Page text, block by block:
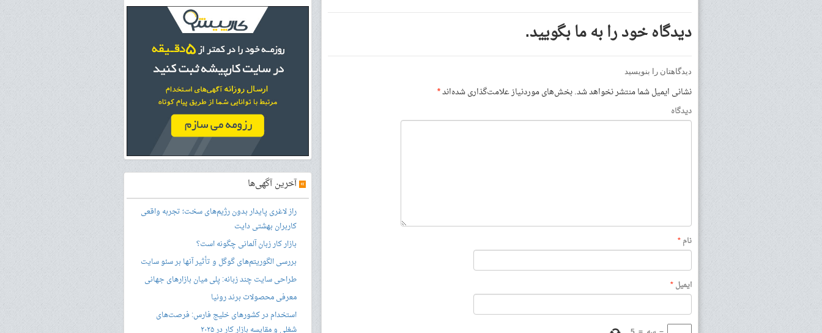
دیدگاه خود را به ما بگویید.
دیدگاهتان را بنویسید
نشانی ایمیل شما منتشر نخواهد شد.بخش‌های موردنیاز علامت‌گذاری شده‌اند*
دیدگاه
نام*
ایمیل*
»آخرین آگهی‌ها
راز لاغری پایدار بدون رژیم‌های سخت؛ تجربه واقعی
کاربران بهشتی دایت
بازار کار زبان آلمانی چگونه است؟
بررسی الگوریتم‌های گوگل و تأثیر آنها بر سئو سایت
طراحی سایت چند زبانه: پلی میان بازارهای جهانی
معرفی محصولات برند رونیا
استخدام در کشورهای خلیج فارس: فرصت‌های
شغلی و مقایسه بازار کار در ۲۰۲۵